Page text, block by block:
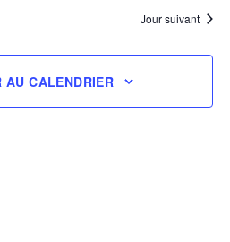
vues
Jour suivant
AU CALENDRIER